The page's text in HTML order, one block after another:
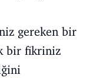
gereken bir
bir fikriniz